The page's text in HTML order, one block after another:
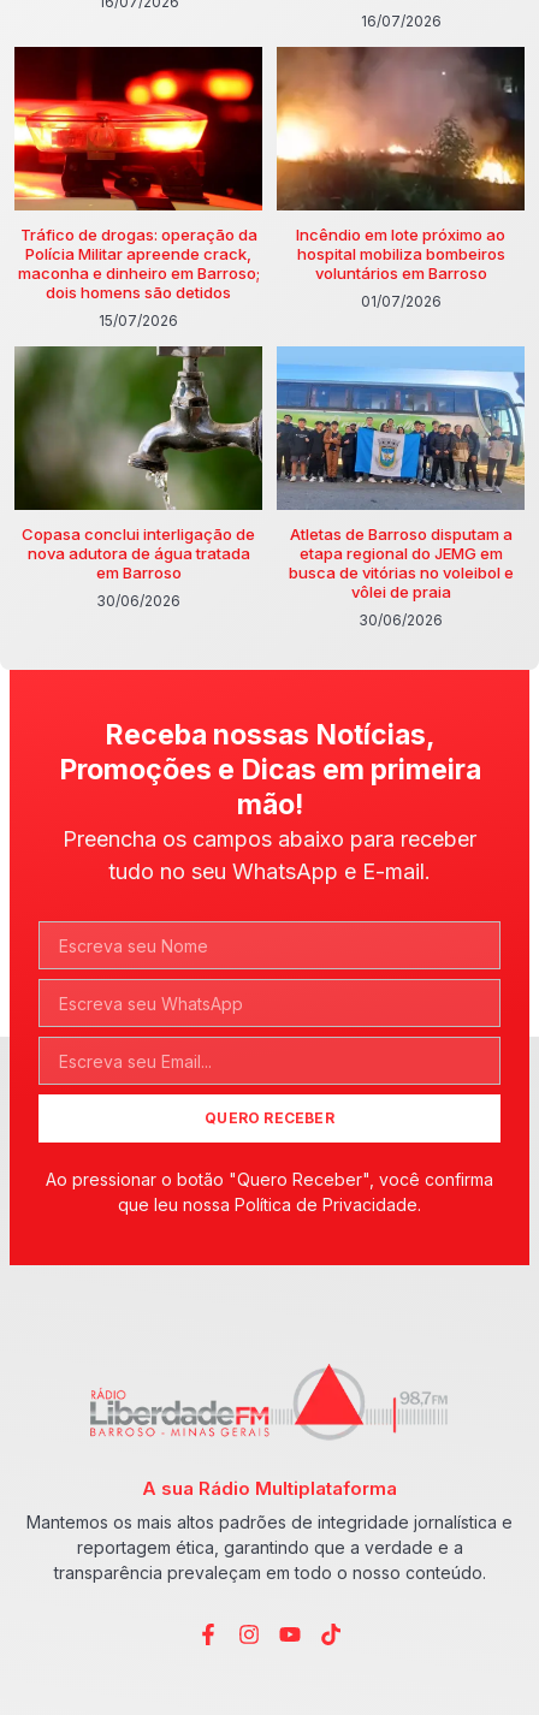
16/07/2026
Tráfico de drogas: operação da
Polícia Militar apreende crack,
maconha e dinheiro em Barroso;
dois homens são detidos
15/07/2026
Incêndio em lote próximo ao
hospital mobiliza bombeiros
voluntários em Barroso
01/07/2026
Copasa conclui interligação de
nova adutora de água tratada
em Barroso
30/06/2026
Atletas de Barroso disputam a
etapa regional do JEMG em
busca de vitórias no voleibol e
vôlei de praia
30/06/2026
Receba nossas Notícias,
Promoções e Dicas em primeira
mão!
Preencha os campos abaixo para receber
tudo no seu WhatsApp e E-mail.
QUERO RECEBER
Ao pressionar o botão "Quero Receber", você confirma
que leu nossa Política de Privacidade.
A sua Rádio Multiplataforma
Mantemos os mais altos padrões de integridade jornalística e
reportagem ética, garantindo que a verdade e a
transparência prevaleçam em todo o nosso conteúdo.